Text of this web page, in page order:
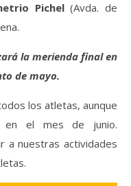
Pichel(Avda. de
la merienda final en
de mayo.
los atletas, aunque
en el mes de junio.
a nuestras actividades